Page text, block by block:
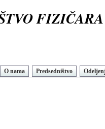
O nama Predsedništvo